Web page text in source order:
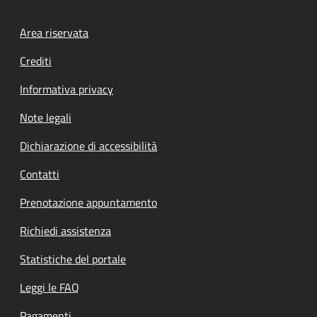
Footer menu
Area riservata
Crediti
Informativa privacy
Note legali
Dichiarazione di accessibilità
Contatti
Prenotazione appuntamento
Richiedi assistenza
Statistiche del portale
Leggi le FAQ